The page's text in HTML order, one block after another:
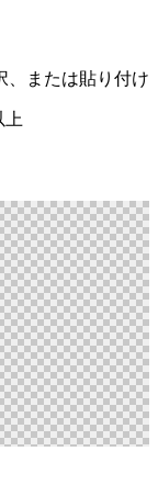
、または貼り付け
上